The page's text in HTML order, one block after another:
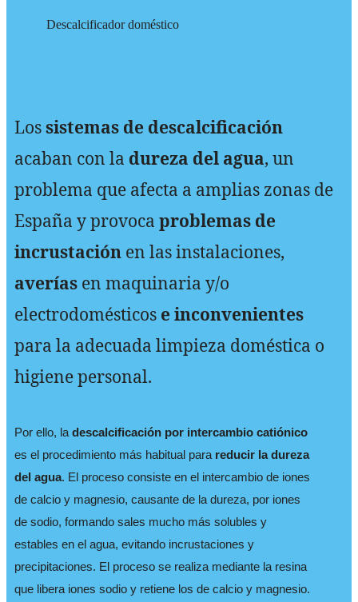
Descalcificador doméstico
Lossistemas de descalcificación
acaban con la dureza del agua, un
problema que afecta a amplias zonas de
España y provoca problemas de
incrustación en las instalaciones,
averías en maquinaria y/o
electrodomésticos e inconvenientes
para la adecuada limpieza doméstica o
higiene personal.
Por ello, la descalcificación por intercambio catiónico
es el procedimiento más habitual para reducir la dureza
del agua. El proceso consiste en el intercambio de iones
de calcio y magnesio, causante de la dureza, por iones
de sodio, formando sales mucho más solubles y
estables en el agua, evitando incrustaciones y
precipitaciones. El proceso se realiza mediante la resina
que libera iones sodio y retiene los de calcio y magnesio.